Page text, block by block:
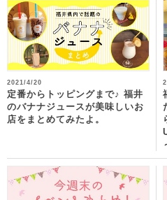
2021/4/20
定番からトッピングまで♪ 福井
のバナナジュースが美味しいお
店をまとめてみたよ。